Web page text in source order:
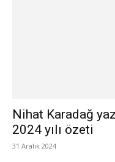
Nihat Karadağ
2024 yılı özeti
31 Aralık 2024